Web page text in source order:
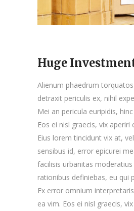
Huge
Alienum phaedrum
detraxit periculis ex, nihil
Mei an pericula euripidis,
Eos ei nisl graecis, vix aperiri
Eius lorem tincidunt vix at,
sensibus id, error epicurei
facilisis urbanitas moderatius
rationibus definiebas, eu qui
Ex error omnium
ea vim. Eos ei nisl graecis,